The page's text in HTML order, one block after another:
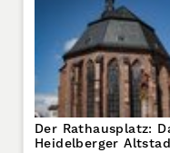
Der Rathausplatz:
Heidelberger